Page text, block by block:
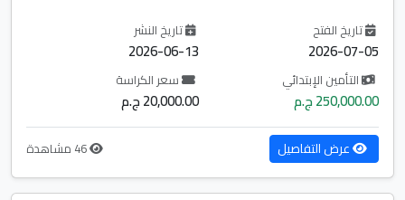
تاريخ الفتح
2026-07-05
تاريخ النشر
2026-06-13
التأمين الإبتدائي
250,000.00 ج.م
سعر الكراسة
20,000.00 ج.م
عرض التفاصيل